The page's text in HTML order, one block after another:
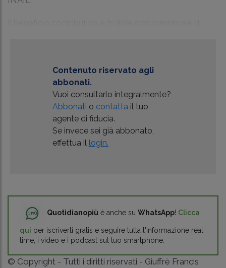
Contenuto riservato agli
abbonati.
Vuoi consultarlo integralmente?
Abbonati o contattail tuo
agente di fiducia.
Se invece sei già abbonato,
effettua il login.
Quotidianopiù è anche su WhatsApp! Clicca
qui per iscriverti gratis e seguire tutta l'informazione real
time, i video e i podcast sul tuo smartphone.
© Copyright - Tutti i diritti riservati - Giuffrè Francis